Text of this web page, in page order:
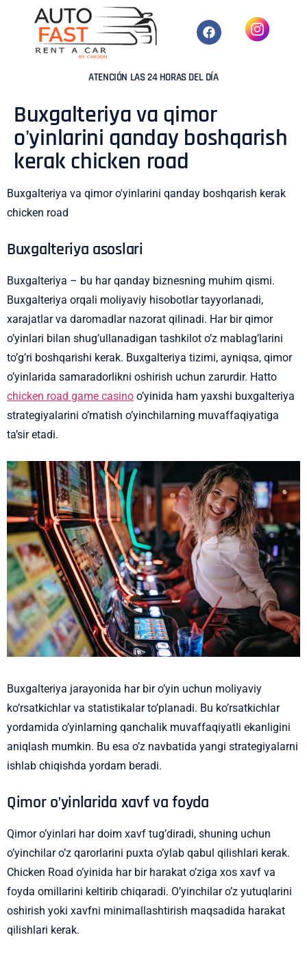
ATENCIÓN LAS 24 HORAS DEL DÍA
Buxgalteriya va qimor
o'yinlarini qanday boshqarish
kerak chicken road
Buxgalteriya va qimor o'yinlarini qanday boshqarish kerak
chicken road
Buxgalteriya asoslari
Buxgalteriya – bu har qanday biznesning muhim qismi.
Buxgalteriya orqali moliyaviy hisobotlar tayyorlanadi,
xarajatlar va daromadlar nazorat qilinadi. Har bir qimor
o’yinlari bilan shug’ullanadigan tashkilot o’z mablag’larini
to’g’ri boshqarishi kerak. Buxgalteriya tizimi, ayniqsa, qimor
o’yinlarida samaradorlikni oshirish uchun zarurdir. Hatto
chicken road game casino o’yinida ham yaxshi buxgalteriya
strategiyalarini o’rnatish o’yinchilarning muvaffaqiyatiga
ta’sir etadi.
Buxgalteriya jarayonida har bir o’yin uchun moliyaviy
ko’rsatkichlar va statistikalar to’planadi. Bu ko’rsatkichlar
yordamida o’yinlarning qanchalik muvaffaqiyatli ekanligini
aniqlash mumkin. Bu esa o’z navbatida yangi strategiyalarni
ishlab chiqishda yordam beradi.
Qimor o’yinlarida xavf va foyda
Qimor o’yinlari har doim xavf tug’diradi, shuning uchun
o’yinchilar o’z qarorlarini puxta o’ylab qabul qilishlari kerak.
Chicken Road o’yinida har bir harakat o’ziga xos xavf va
foyda omillarini keltirib chiqaradi. O’yinchilar o’z yutuqlarini
oshirish yoki xavfni minimallashtirish maqsadida harakat
qilishlari kerak.